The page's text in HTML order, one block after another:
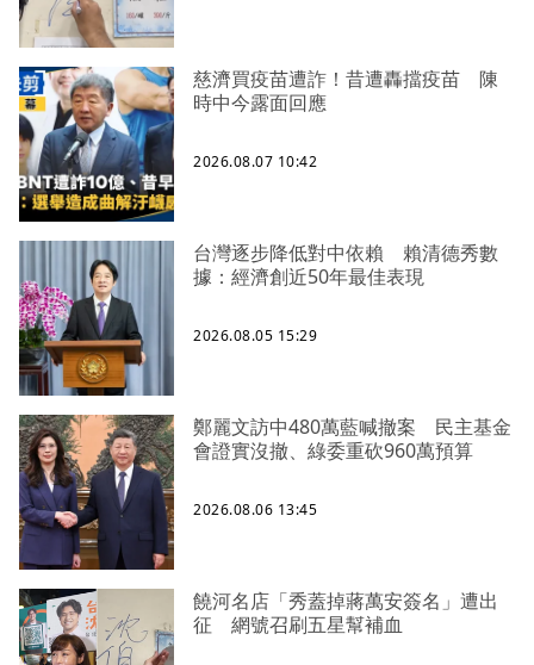
慈濟買疫苗遭詐！昔遭轟擋疫苗 陳
時中今露面回應
2026.08.07 10:42
台灣逐步降低對中依賴 賴清德秀數
據：經濟創近50年最佳表現
2026.08.05 15:29
鄭麗文訪中480萬藍喊撤案 民主基金
會證實沒撤、綠委重砍960萬預算
2026.08.06 13:45
饒河名店「秀蓋掉蔣萬安簽名」遭出
征 網號召刷五星幫補血